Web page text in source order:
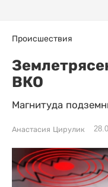
Происшествия
ВКО
Магнитуда
Анастасия Цирулик